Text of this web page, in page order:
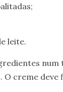
leite.
O creme